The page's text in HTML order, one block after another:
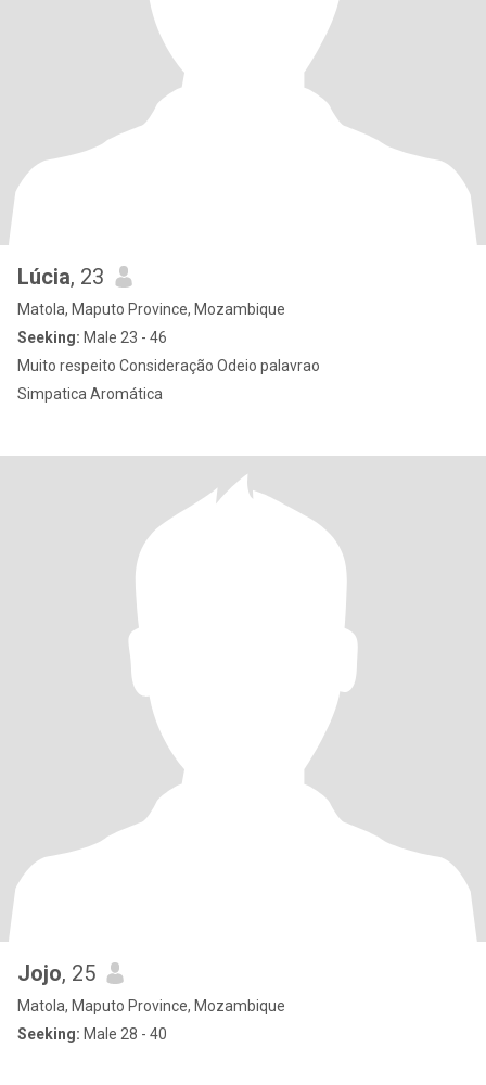
Lúcia, 23
Matola, Maputo Province, Mozambique
Seeking: Male 23 - 46
Muito respeito Consideração Odeio palavrao
Simpatica Aromática
Jojo, 25
Matola, Maputo Province, Mozambique
Seeking: Male 28 - 40